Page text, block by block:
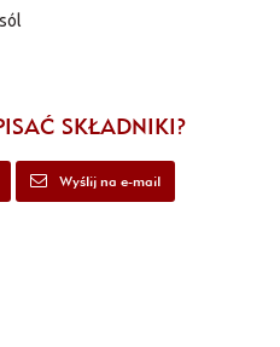
sól
SKŁADNIKI?
Wyślij na e-mail